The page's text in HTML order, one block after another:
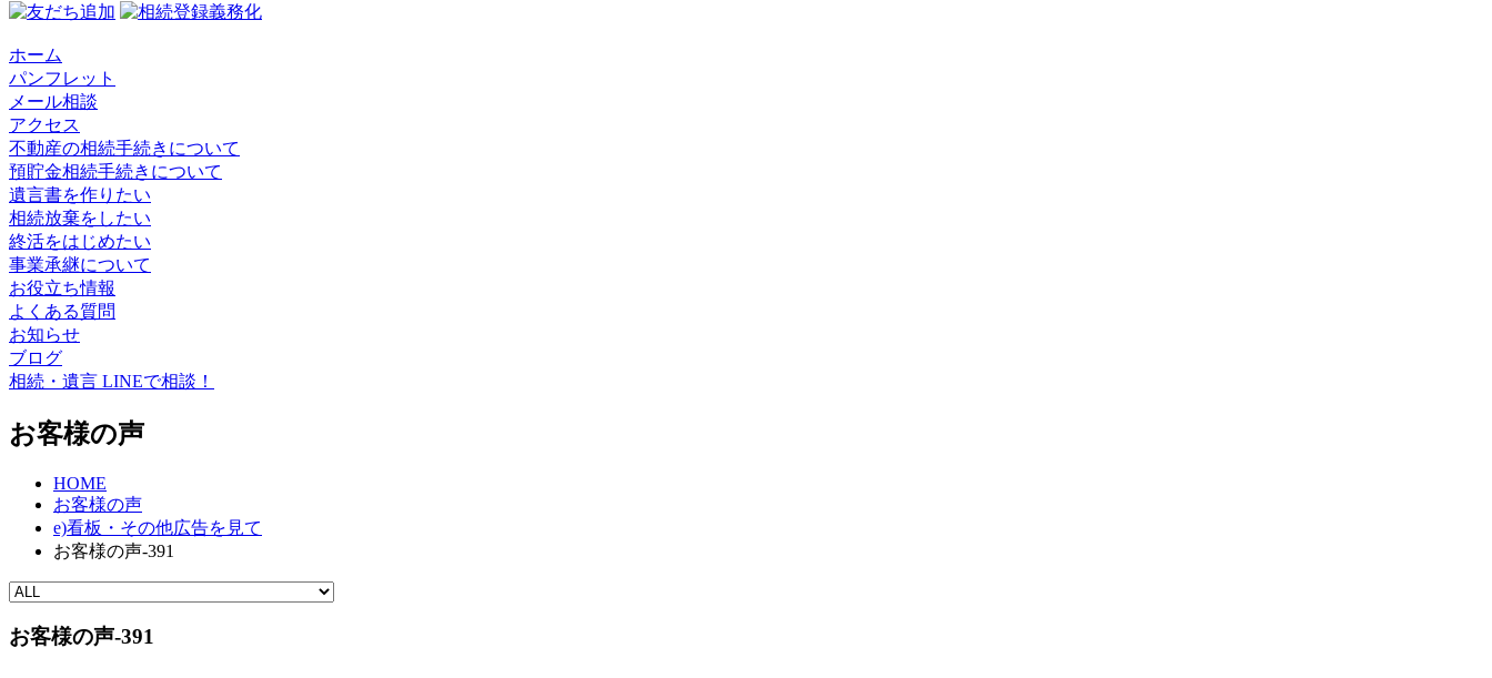
ホーム
パンフレット
メール相談
アクセス
不動産の相続手続きについて
預貯金相続手続きについて
遺言書を作りたい
相続放棄をしたい
終活をはじめたい
事業承継について
お役立ち情報
よくある質問
お知らせ
ブログ
相続・遺言 LINEで相談！
お客様の声
HOME
お客様の声
e)看板・その他広告を見て
お客様の声-391
お客様の声-391